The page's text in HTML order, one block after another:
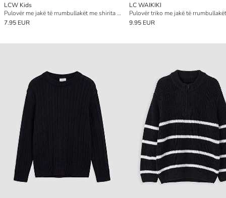
LCW Kids
Pulovër me jakë të rrumbullakët me shirita për djem
7.95 EUR
LC WAIKIKI
9.95 EUR